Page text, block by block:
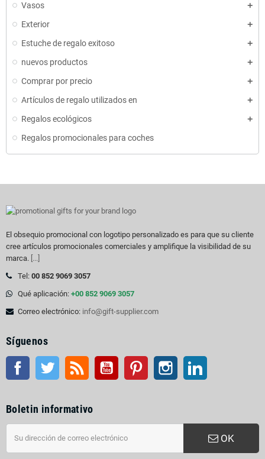
Vasos
Exterior
Estuche de regalo exitoso
nuevos productos
Comprar por precio
Artículos de regalo utilizados en
Regalos ecológicos
Regalos promocionales para coches
El obsequio promocional con logotipo personalizado es para que su cliente
cree artículos promocionales comerciales y amplifique la visibilidad de su
marca. [...]
Tel: 00 852 9069 3057
Qué aplicación: +00 852 9069 3057
Correo electrónico: info@gift-supplier.com
Síguenos
Facebook Gorjeo Rss YouTube Pinterest Instagram
Boletin informativo
OK